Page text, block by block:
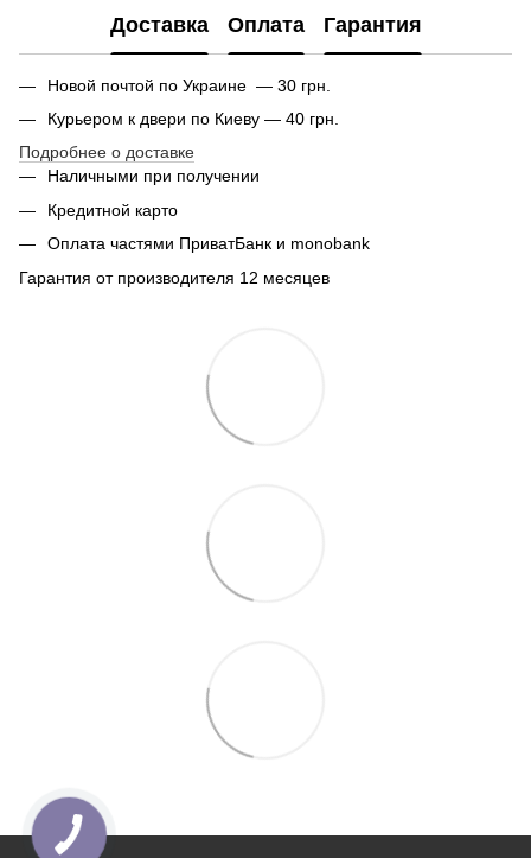
Доставка Оплата Гарантия
Новой почтой по Украине — 30 грн.
Курьером к двери по Киеву — 40 грн.
Подробнее о доставке
Наличными при получении
Кредитной карто
Оплата частями ПриватБанк и monobank
Гарантия от производителя 12 месяцев